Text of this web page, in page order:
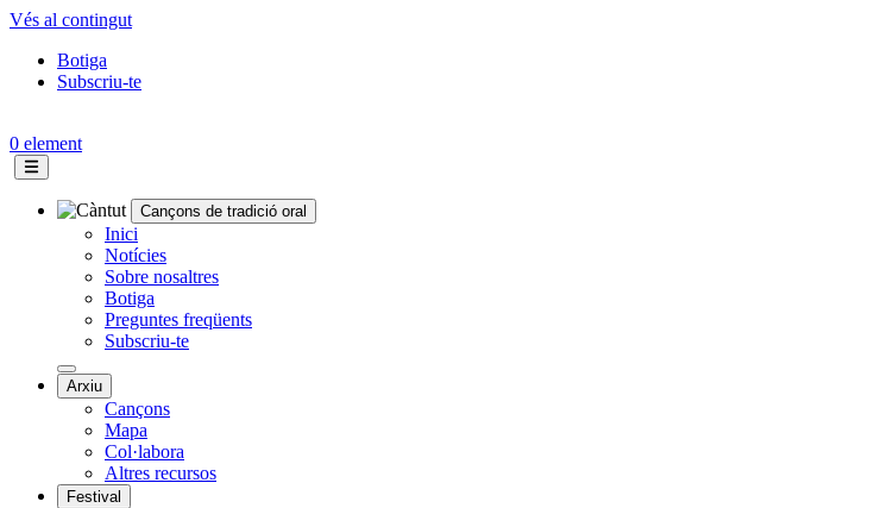
Vés al contingut
Topbar
Botiga
Subscriu-te
0 element
Navegació
principal
Cançons de tradició oral
Inici
Notícies
Sobre nosaltres
Botiga
Preguntes freqüents
Subscriu-te
Arxiu
Cançons
Mapa
Col·labora
Altres recursos
Festival